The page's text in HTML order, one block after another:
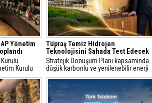
Yönetim
Kurulu
tarihinde
Tüpraş Temiz Hidrojen
Teknolojisini Sahada Test Edecek
Stratejik Dönüşüm Planı kapsamında
düşük karbonlu ve yenilenebilir enerji
çözümlerine odaklanan Tüpraş, temiz
hidrojen teknolojileri alanında yenilikçi
projelere öncülük ediyor.